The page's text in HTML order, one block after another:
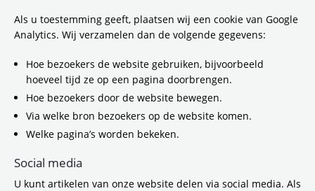
Download:Rapport Een beter
bereikbaar Nederland (pdf / 812,0 KB)
Gerelateerde items
Als u toestemming geeft, plaatsen wij een cookie van Google
Analytics. Wij verzamelen dan de volgende gegevens:
Hoe bezoekers de website gebruiken, bijvoorbeeld
hoeveel tijd ze op een pagina doorbrengen.
Hoe bezoekers door de website bewegen.
Via welke bron bezoekers op de website komen.
Welke pagina’s worden bekeken.
Social media
U kunt artikelen van onze website delen via social media. Als